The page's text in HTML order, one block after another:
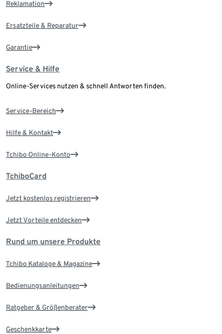
Reklamation
Ersatzteile & Reparatur
Garantie
Service & Hilfe
Online-Services nutzen & schnell Antworten finden.
Service-Bereich
Hilfe & Kontakt
Tchibo Online-Konto
TchiboCard
Jetzt kostenlos registrieren
Jetzt Vorteile entdecken
Rund um unsere Produkte
Tchibo Kataloge & Magazine
Bedienungsanleitungen
Ratgeber & Größenberater
Geschenkkarte